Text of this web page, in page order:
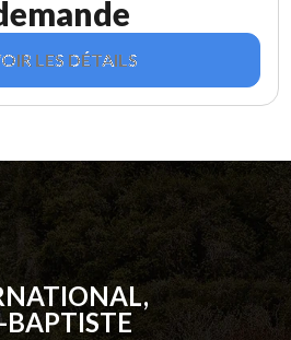
LES DÉTAILS